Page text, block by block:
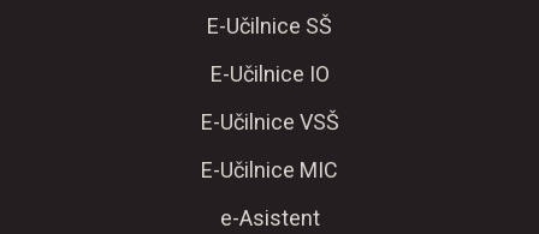
E-Učilnice SŠ
E-Učilnice IO
E-Učilnice VSŠ
E-Učilnice MIC
e-Asistent